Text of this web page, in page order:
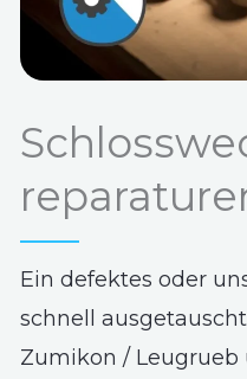
Ein defektes oder
schnell
Zumikon /